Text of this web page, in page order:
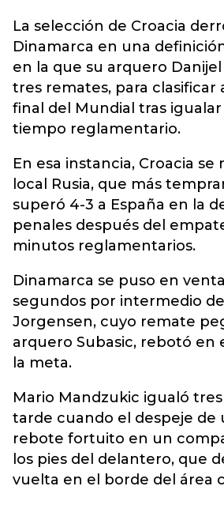
La selección de Croacia
Dinamarca en una
en la que su arquero Danijel
tres remates, para clasificar
final del Mundial tras igualar
tiempo reglamentario.
En esa instancia, Croacia se
local Rusia, que más
superó 4-3 a España en la
penales después del
minutos reglamentarios.
Dinamarca se puso en
segundos por intermedio
Jorgensen, cuyo remate
arquero Subasic, rebotó en
la meta.
Mario Mandzukic igualó
tarde cuando el despeje de
rebote fortuito en un
los pies del delantero, que
vuelta en el borde del área